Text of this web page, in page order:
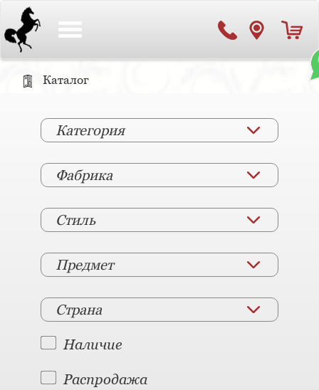
Каталог
Категория
Фабрика
Стиль
Предмет
Страна
Наличие
Распродажа